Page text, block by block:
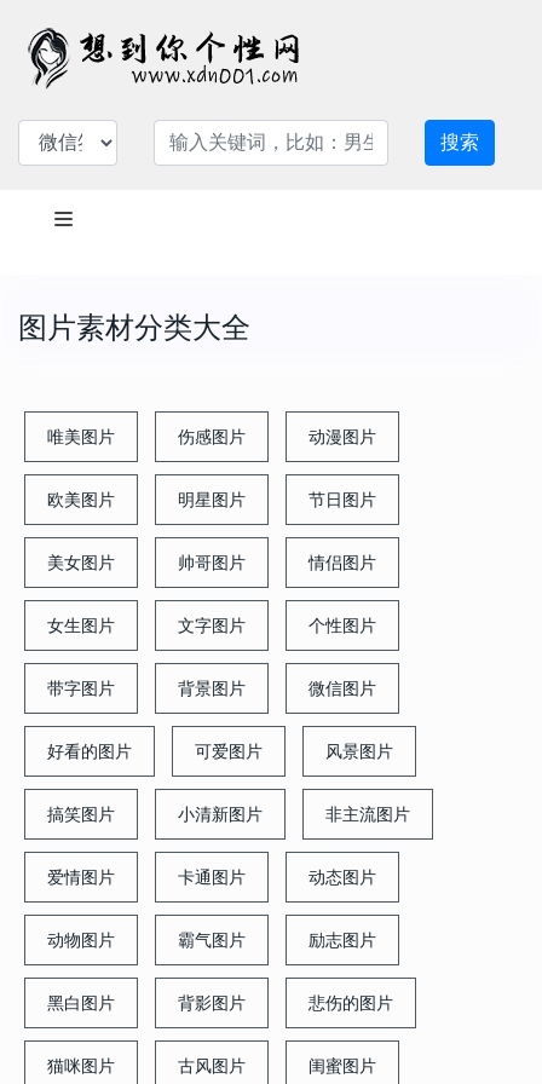
搜索
图片素材分类大全
唯美图片 伤感图片 动漫图片
欧美图片 明星图片 节日图片
美女图片 帅哥图片 情侣图片
女生图片 文字图片 个性图片
带字图片 背景图片 微信图片
好看的图片 可爱图片 风景图片
搞笑图片 小清新图片 非主流图片
爱情图片 卡通图片 动态图片
动物图片 霸气图片 励志图片
黑白图片 背影图片 悲伤的图片
猫咪图片 古风图片 闺蜜图片